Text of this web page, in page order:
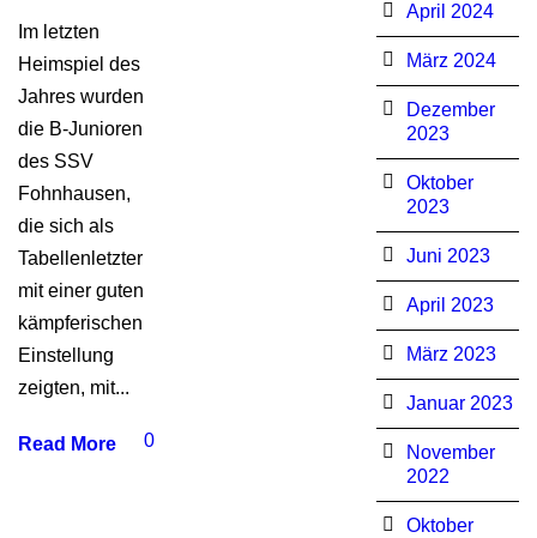
Im letzten
Heimspiel des
Jahres wurden
die B-Junioren
des SSV
Fohnhausen,
die sich als
Tabellenletzter
mit einer guten
kämpferischen
Einstellung
zeigten, mit...
Read More 0
April 2024
März 2024
Dezember
2023
Oktober
2023
Juni 2023
April 2023
März 2023
Januar 2023
November
2022
Oktober